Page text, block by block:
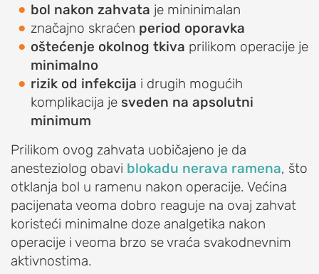
Sindrom
bolnog
ramena
(impindžment,
burzitis)
Smrznuto
rame
(ukočeno
rame,
adhezivni
kapsulitis)
Nestabilnost
ramena
(iščašenje
bol nakon zahvata je mininimalan
značajno skraćen period oporavka
oštećenje okolnog tkiva prilikom operacije je
minimalno
rizik od infekcija i drugih mogućih
komplikacija je sveden na apsolutni
minimum
Prilikom ovog zahvata uobičajeno je da
anesteziolog obavi blokadu nerava ramena, što
otklanja bol u ramenu nakon operacije. Većina
pacijenata veoma dobro reaguje na ovaj zahvat
koristeći minimalne doze analgetika nakon
operacije i veoma brzo se vraća svakodnevnim
aktivnostima.